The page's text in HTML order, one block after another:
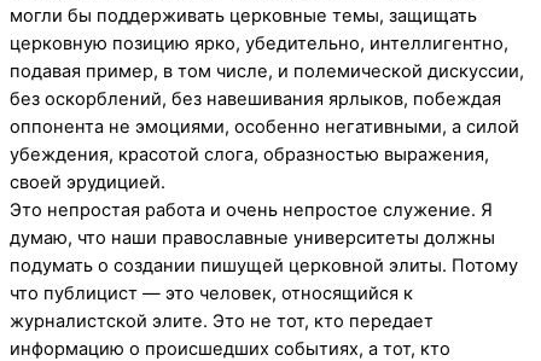
могли бы поддерживать церковные темы, защищать
церковную позицию ярко, убедительно, интеллигентно,
подавая пример, в том числе, и полемической дискуссии,
без оскорблений, без навешивания ярлыков, побеждая
оппонента не эмоциями, особенно негативными, а силой
убеждения, красотой слога, образностью выражения,
своей эрудицией.
Это непростая работа и очень непростое служение. Я
думаю, что наши православные университеты должны
подумать о создании пишущей церковной элиты. Потому
что публицист — это человек, относящийся к
журналистской элите. Это не тот, кто передает
информацию о происшедших событиях, а тот, кто